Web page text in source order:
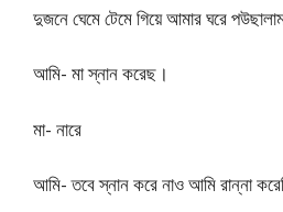
দুজনে ঘেমে টেমে গিয়ে আমার ঘরে
আমি- মা স্নান করেছ।
মা- নারে
আমি- তবে স্নান করে নাও আমি রান্না